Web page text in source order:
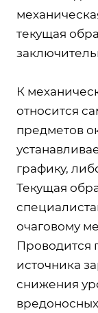
текущая
К
относится
предметов
графику,
Текущая
очаговому
Проводится
источника
снижения